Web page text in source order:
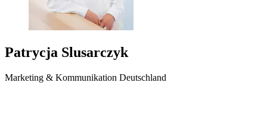
Patrycja Slusarczyk
Marketing & Kommunikation Deutschland